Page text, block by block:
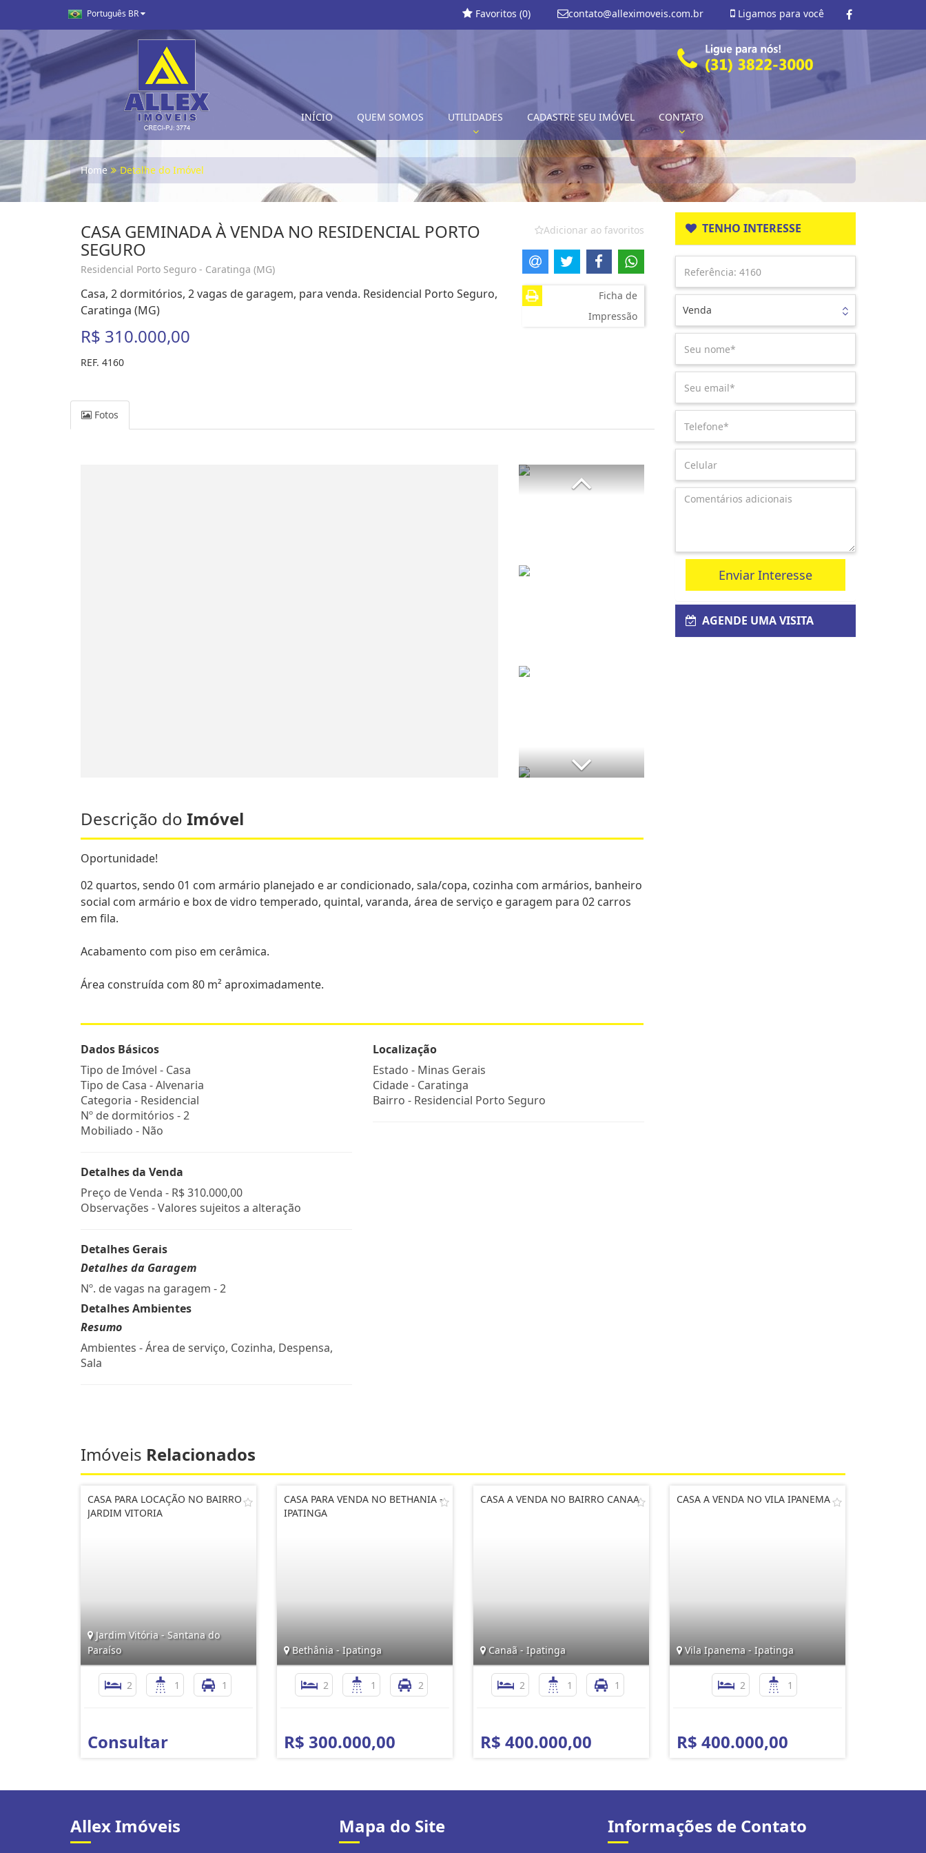
Português BR Ligamos para você
contato@alleximoveis.com.br
Favoritos (0)
INÍCIO QUEM SOMOS UTILIDADES CADASTRE SEU IMÓVEL CONTATO
Home Detalhe do Imóvel
CASA GEMINADA À VENDA NO RESIDENCIAL PORTO
SEGURO
Residencial Porto Seguro - Caratinga (MG)
Casa, 2 dormitórios, 2 vagas de garagem, para venda. Residencial Porto Seguro,
Caratinga (MG)
R$ 310.000,00
REF. 4160
Adicionar ao favoritos
Ficha de
Impressão
Fotos
Descrição do Imóvel
Oportunidade!
02 quartos, sendo 01 com armário planejado e ar condicionado, sala/copa, cozinha com armários, banheiro
social com armário e box de vidro temperado, quintal, varanda, área de serviço e garagem para 02 carros
em fila.
Acabamento com piso em cerâmica.
Área construída com 80 m² aproximadamente.
Dados Básicos
Tipo de Imóvel - Casa
Tipo de Casa - Alvenaria
Categoria - Residencial
Nº de dormitórios - 2
Mobiliado - Não
Detalhes da Venda
Preço de Venda - R$ 310.000,00
Observações - Valores sujeitos a alteração
Detalhes Gerais
Detalhes da Garagem
Nº. de vagas na garagem - 2
Detalhes Ambientes
Resumo
Ambientes - Área de serviço, Cozinha, Despensa,
Sala
Localização
Estado - Minas Gerais
Cidade - Caratinga
Bairro - Residencial Porto Seguro
TENHO INTERESSE
Venda
Enviar Interesse
AGENDE UMA VISITA
Imóveis Relacionados
CASA PARA LOCAÇÃO NO BAIRRO
JARDIM VITORIA
Jardim Vitória - Santana do
Paraíso
2 1 1
Consultar
CASA PARA VENDA NO BETHANIA -
IPATINGA
Bethânia - Ipatinga
2 1 2
R$ 300.000,00
CASA A VENDA NO BAIRRO CANAA
Canaã - Ipatinga
2 1 1
R$ 400.000,00
CASA A VENDA NO VILA IPANEMA
Vila Ipanema - Ipatinga
2 1
R$ 400.000,00
Allex Imóveis Mapa do Site Informações de Contato